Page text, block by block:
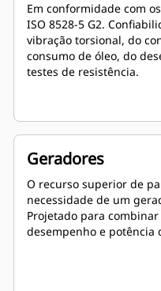
Em conformidade com
ISO 8528-5 G2.
vibração torsional, do
consumo de óleo, do
testes de resistência.
Geradores
O recurso superior de
necessidade de um
Projetado para
desempenho e potência